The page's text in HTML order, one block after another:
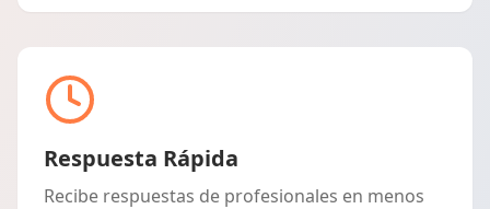
Respuesta Rápida
Recibe respuestas de profesionales en menos